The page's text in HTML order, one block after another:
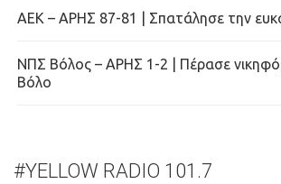
ΑΕΚ – ΑΡΗΣ 87-81 | Σπατάλησε την
ΝΠΣ Βόλος – ΑΡΗΣ 1-2 | Πέρασε
Βόλο
#YELLOW RADIO 101.7